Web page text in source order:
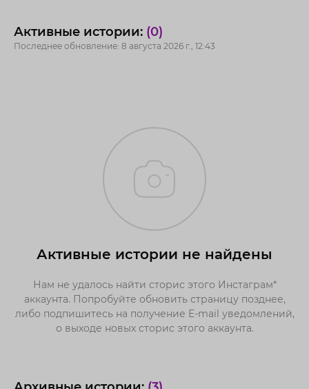
Активные истории: (0)
Последнее обновление: 8 августа 2026 г., 12:43
Активные истории не найдены
Нам не удалось найти сторис этого Инстаграм*
аккаунта. Попробуйте обновить страницу позднее,
либо подпишитесь на получение E-mail уведомлений,
о выходе новых сторис этого аккаунта.